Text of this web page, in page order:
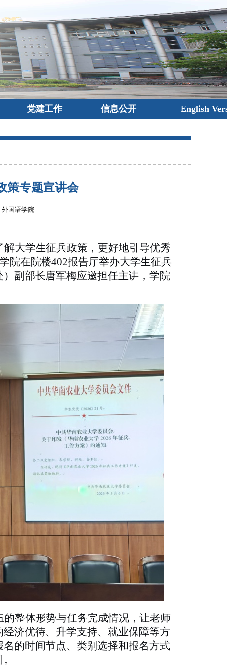
党建工作 信息公开 English
策专题宣讲会
外国语学院
大学生征兵政策，更好地引导优秀
院在院楼402报告厅举办大学生征兵
副部长唐军梅应邀担任主讲，学院
整体形势与任务完成情况，让老师
济优待、升学支持、就业保障等方
的时间节点、类别选择和报名方式